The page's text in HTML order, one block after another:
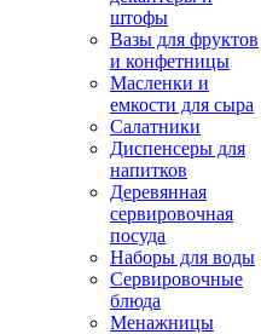
штофы
Вазы для фруктов
и конфетницы
Масленки и
емкости для сыра
Салатники
Диспенсеры для
напитков
Деревянная
сервировочная
посуда
Наборы для воды
Сервировочные
блюда
Менажницы